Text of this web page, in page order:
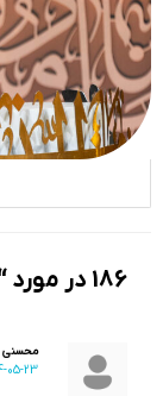
186 در مورد “صالح مهدی زاده”
محسنی
1404-05-23